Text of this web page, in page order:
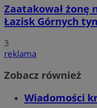
Zaatakował żonę
Łazisk Górnych
3
reklama
Zobacz również
Wiadomości